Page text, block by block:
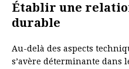
Établir une
durable
Au-delà des aspects
s’avère déterminante dans